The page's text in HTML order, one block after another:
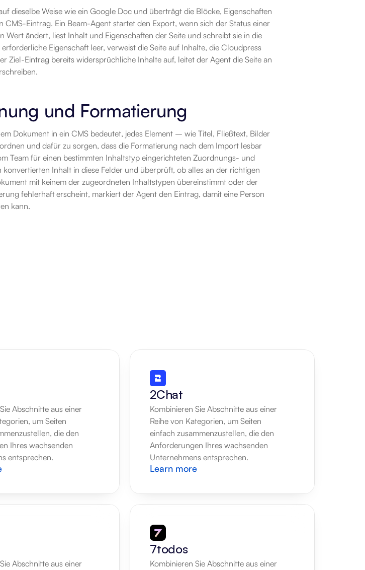
dieselbe Weise wie ein Google Doc und überträgt die Blöcke, Eigenschaften
CMS-Eintrag. Ein Beam-Agent startet den Export, wenn sich der Status einer
Wert ändert, liest Inhalt und Eigenschaften der Seite und schreibt sie in die
Eigenschaft leer, verweist die Seite auf Inhalte, die Cloudpress
Ziel-Eintrag bereits widersprüchliche Inhalte auf, leitet der Agent die Seite an
und Formatierung
Dokument in ein CMS bedeutet, jedes Element – wie Titel, Fließtext, Bilder
und dafür zu sorgen, dass die Formatierung nach dem Import lesbar
Team für einen bestimmten Inhaltstyp eingerichteten Zuordnungs- und
Inhalt in diese Felder und überprüft, ob alles an der richtigen
mit keinem der zugeordneten Inhaltstypen übereinstimmt oder der
fehlerhaft erscheint, markiert der Agent den Eintrag, damit eine Person
kann.
Abschnitte aus einer
um Seiten
die den
Ihres wachsenden
entsprechen.
2Chat
Kombinieren Sie Abschnitte aus einer
Reihe von Kategorien, um Seiten
einfach zusammenzustellen, die den
Anforderungen Ihres wachsenden
Unternehmens entsprechen.
Learn more
Abschnitte aus einer
7todos
Kombinieren Sie Abschnitte aus einer